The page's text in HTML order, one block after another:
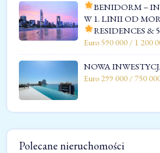
BENIDORM –
W 1. LINII OD
RESIDENCES &
Euro 590 000 / 1 200
NOWA
Euro 299 000 / 750
Polecane nieruchomości